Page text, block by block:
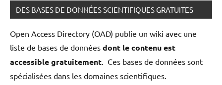
DES BASES DE DONNÉES SCIENTIFIQUES GRATUITES
Open Access Directory (OAD) publie un wiki avec une
liste de bases de données dont le contenu est
accessible gratuitement . Ces bases de données sont
spécialisées dans les domaines scientifiques.